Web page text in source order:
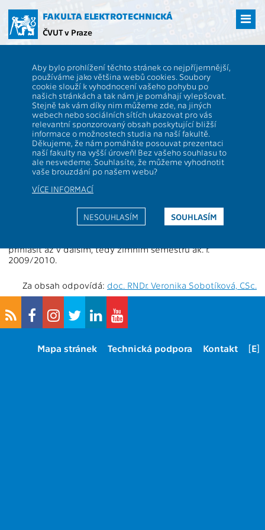
hlavní
obsah
FAKULTA ELEKTROTECHNICKÁ
ČVUT v Praze
Aby bylo prohlížení těchto stránek co nejpříjemnější,
používáme jako většina webů cookies. Soubory
cookie slouží k vyhodnocení vašeho pohybu po
našich stránkách a tak nám je pomáhají vylepšovat.
Stejně tak vám díky nim můžeme zde, na jiných
webech nebo sociálních sítích ukazovat pro vás
relevantní sponzorovaný obsah poskytující bližší
informace o možnostech studia na naší fakultě.
Děkujeme, že nám pomáháte posouvat prezentaci
naší fakulty na vyšší úroveň! Bez vašeho souhlasu to
ale nesvedeme. Souhlasíte, že můžeme vyhodnotit
vaše brouzdání po našem webu?
VÍCE INFORMACÍ
SOUHLASÍM
NESOUHLASÍM
Náhradní termín konání státní
závěrečné zkoušky
Děkan studentovi určínáhradní termín konání státní
závěrečné zkoušky("odklad" SZZ), jestliže se student
nedostavil v určeném termínu ke státní závěrečné zkoušce
nebo jejímu opakování, jeho neúčast byla podle čl. 21 odst.
8 písemně řádně omluvena a omluva byla děkanem
uznána (Studijní a zkušební řád pro studenty ČVUT, čl. 22,
odst. 3).
Pokud student o náhradní termín SZZ nepožádá nebo jeho
žádosti nebude vyhověno, případně mu byl již jeden
náhradní termín odevzdání v předchozím semestru
přihlásit až v dalším, tedy zimním semestru ak. r.
2009/2010.
Za obsah odpovídá: doc. RNDr. Veronika Sobotíková, CSc.
[E]
Kontakt
Technická podpora
Mapa stránek